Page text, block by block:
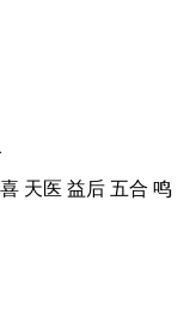
天医 益后 五合 鸣